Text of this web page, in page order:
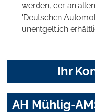
werden, der an
'Deutschen
unentgeltlich
Ihr
AH Mühlig-